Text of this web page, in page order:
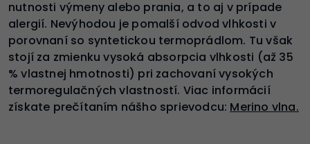
nutnosti výmeny alebo prania, a to aj v prípade
alergií. Nevýhodou je pomalší odvod vlhkosti v
porovnaní so syntetickou termoprádlom. Tu však
stojí za zmienku vysoká absorpcia vlhkosti (až 35
% vlastnej hmotnosti) pri zachovaní vysokých
termoregulačných vlastností. Viac informácií
získate prečítaním nášho sprievodcu: Merino vlna.